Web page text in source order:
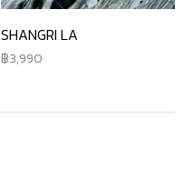
SHANGRI LA
3,990